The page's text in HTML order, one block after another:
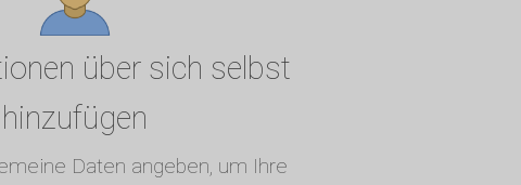
über sich selbst
hinzufügen
Daten angeben, um Ihre